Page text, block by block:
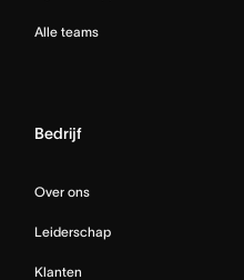
Alle teams
Bedrijf
Over ons
Leiderschap
Klanten